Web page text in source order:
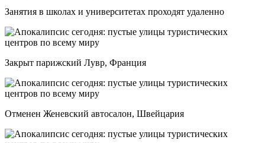
Занятия в школах и университетах проходят удаленно
Закрыт парижский Лувр, Франция
Отменен Женевский автосалон, Швейцария